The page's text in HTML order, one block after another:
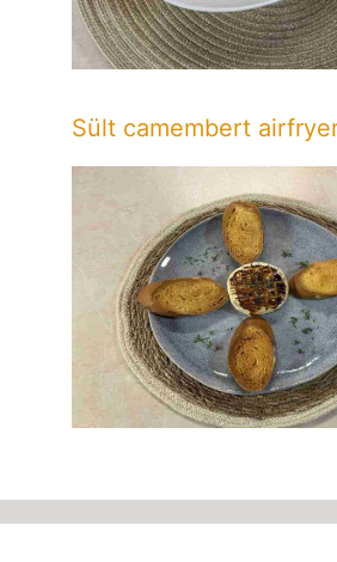
Sült camembert